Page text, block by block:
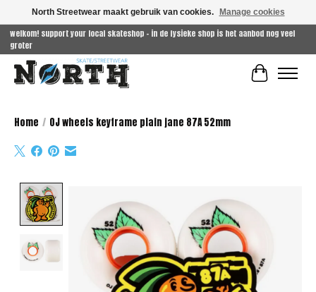
welkom! support your local skateshop - in de fysieke shop is het aanbod nog veel
groter
Home / OJ wheels keyframe plain jane 87A 52mm
North Streetwear maakt gebruik van cookies. Manage cookies